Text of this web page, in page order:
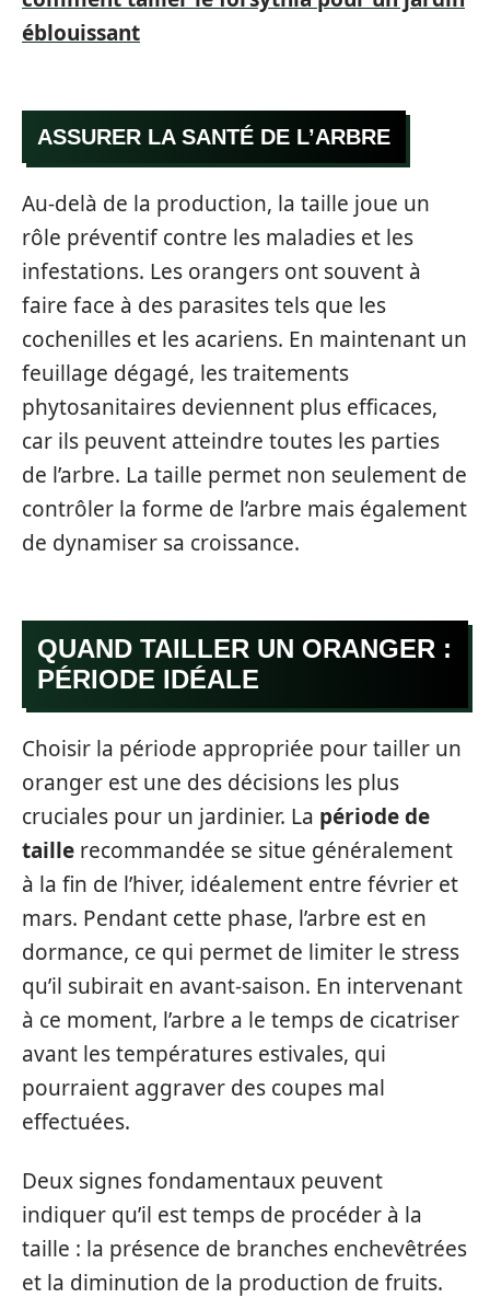
éblouissant
ASSURER LA SANTÉ DE L’ARBRE
Au-delà de la production, la taille joue un
rôle préventif contre les maladies et les
infestations. Les orangers ont souvent à
faire face à des parasites tels que les
cochenilles et les acariens. En maintenant un
feuillage dégagé, les traitements
phytosanitaires deviennent plus efficaces,
car ils peuvent atteindre toutes les parties
de l’arbre. La taille permet non seulement de
contrôler la forme de l’arbre mais également
de dynamiser sa croissance.
QUAND TAILLER UN ORANGER :
PÉRIODE IDÉALE
Choisir la période appropriée pour tailler un
oranger est une des décisions les plus
cruciales pour un jardinier. La période de
taille recommandée se situe généralement
à la fin de l’hiver, idéalement entre février et
mars. Pendant cette phase, l’arbre est en
dormance, ce qui permet de limiter le stress
qu’il subirait en avant-saison. En intervenant
à ce moment, l’arbre a le temps de cicatriser
avant les températures estivales, qui
pourraient aggraver des coupes mal
effectuées.
Deux signes fondamentaux peuvent
indiquer qu’il est temps de procéder à la
taille : la présence de branches enchevêtrées
et la diminution de la production de fruits.